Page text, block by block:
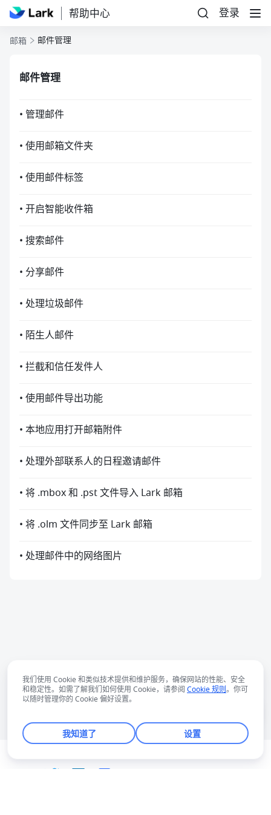
帮助中心 登录
邮箱 邮件管理
邮件管理
• 管理邮件
• 使用邮箱文件夹
• 使用邮件标签
• 开启智能收件箱
• 搜索邮件
• 分享邮件
• 处理垃圾邮件
• 陌生人邮件
• 拦截和信任发件人
• 使用邮件导出功能
• 本地应用打开邮箱附件
• 处理外部联系人的日程邀请邮件
• 将 .mbox 和 .pst 文件导入 Lark 邮箱
• 将 .olm 文件同步至 Lark 邮箱
• 处理邮件中的网络图片
我们使用 Cookie 和类似技术提供和维护服务，确保网站的性能、安全
和稳定性。如需了解我们如何使用 Cookie，请参阅 Cookie 规则。你可
以随时管理你的 Cookie 偏好设置。
我知道了 设置